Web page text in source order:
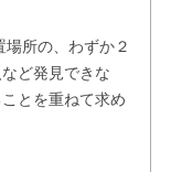
所の、わずか２
ど発見できな
とを重ねて求め